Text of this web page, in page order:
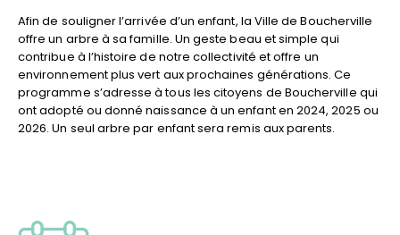
Afin de souligner l’arrivée d’un enfant, la Ville de Boucherville
offre un arbre à sa famille. Un geste beau et simple qui
contribue à l’histoire de notre collectivité et offre un
environnement plus vert aux prochaines générations. Ce
programme s’adresse à tous les citoyens de Boucherville qui
ont adopté ou donné naissance à un enfant en 2024, 2025 ou
2026. Un seul arbre par enfant sera remis aux parents.